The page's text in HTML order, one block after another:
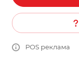
POS реклама